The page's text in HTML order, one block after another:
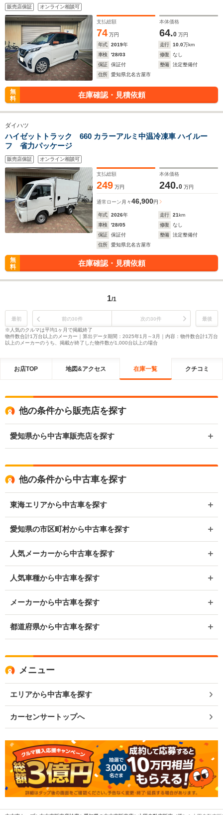
販売店保証 オンライン相談可
支払総額
74 万円
本体価格
64.0 万円
年式
2019年 走行 10.0万km
車検
'28/03 修復
なし
保証
保証付 整備
法定整備付
住所
愛知県北名古屋市
無
料
在庫確認・見積依頼
ダイハツ
ハイゼットトラック 660 カラーアルミ中温冷凍車 ハイルー
フ 省力パッケージ
販売店保証 オンライン相談可
支払総額
249 万円
本体価格
240.0 万円
通常ローン 月々46,900円
年式 2026年 走行 21km
車検
'28/05 修復
なし
保証
保証付 整備
法定整備付
住所
愛知県北名古屋市
無
料
在庫確認・見積依頼
1/1
最初 前の30件 次の30件
最後
※人気のクルマは平均1ヶ月で掲載終了
物件数合計1万台以上のメーカー｜算出データ期間：2025年1月～3月｜内容：物件数合計1万台
以上のメーカーのうち、掲載が終了した物件数が1,000台以上の場合
お店TOP 地図&アクセス 在庫一覧 クチコミ
他の条件から販売店を探す
愛知県から中古車販売店を探す
他の条件から中古車を探す
東海エリアから中古車を探す
愛知県の市区町村から中古車を探す
人気メーカーから中古車を探す
人気車種から中古車を探す
メーカーから中古車を探す
都道府県から中古車を探す
メニュー
エリアから中古車を探す
カーセンサートップへ